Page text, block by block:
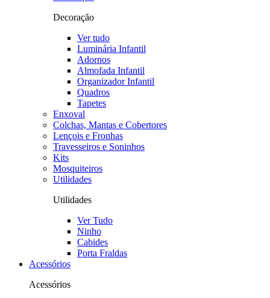
Decoração
Ver tudo
Luminária Infantil
Adornos
Almofada Infantil
Organizador Infantil
Quadros
Tapetes
Enxoval
Colchas, Mantas e Cobertores
Lençois e Fronhas
Travesseiros e Soninhos
Kits
Mosquiteiros
Utilidades
Utilidades
Ver Tudo
Ninho
Cabides
Porta Fraldas
Acessórios
Acessórios